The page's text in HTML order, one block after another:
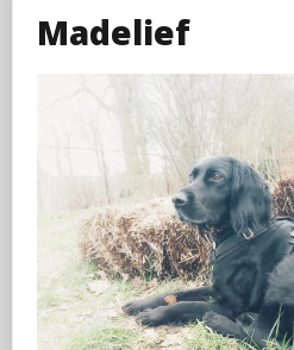
Madelief